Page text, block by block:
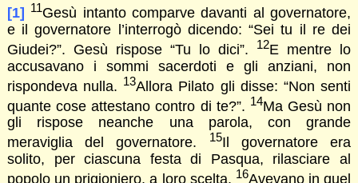
[1] 11Gesù intanto comparve davanti al governatore,
e il governatore l’interrogò dicendo: “Sei tu il re dei
Giudei?”. Gesù rispose “Tu lo dici”.
12E mentre lo
accusavano i sommi sacerdoti e gli anziani, non
rispondeva nulla. 13Allora Pilato gli disse: “Non senti
quante cose attestano contro di te?”. 14Ma Gesù non
gli rispose neanche una parola, con grande
meraviglia del governatore.
15Il governatore era
solito, per ciascuna festa di Pasqua, rilasciare al
popolo un prigioniero, a loro scelta. 16Avevano in quel